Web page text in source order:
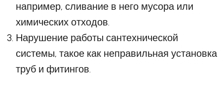
например, сливание в него мусора или
химических отходов.
Нарушение работы сантехнической
системы, такое как неправильная установка
труб и фитингов.